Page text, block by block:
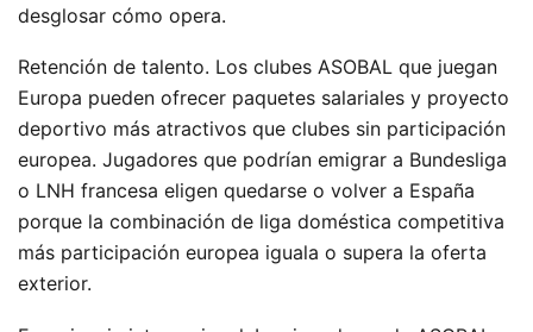
desglosar cómo opera.
Retención de talento. Los clubes ASOBAL que juegan
Europa pueden ofrecer paquetes salariales y proyecto
deportivo más atractivos que clubes sin participación
europea. Jugadores que podrían emigrar a Bundesliga
o LNH francesa eligen quedarse o volver a España
porque la combinación de liga doméstica competitiva
más participación europea iguala o supera la oferta
exterior.